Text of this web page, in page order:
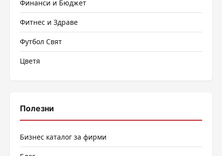
Финанси и Бюджет
Фитнес и Здраве
Футбол Свят
Цветя
Полезни
Бизнес каталог за фирми